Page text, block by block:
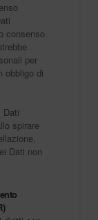
consenso
per
obbligo di
Dati
spirare
Dati non